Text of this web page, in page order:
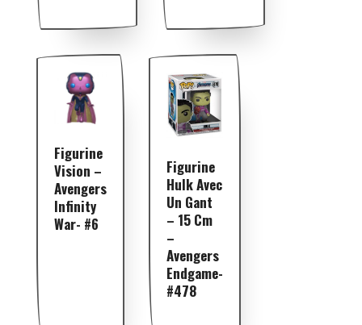
Figurine
Vision –
Avengers
Infinity
War- #6
Figurine
Hulk Avec
Un Gant
– 15 Cm
–
Avengers
Endgame-
#478